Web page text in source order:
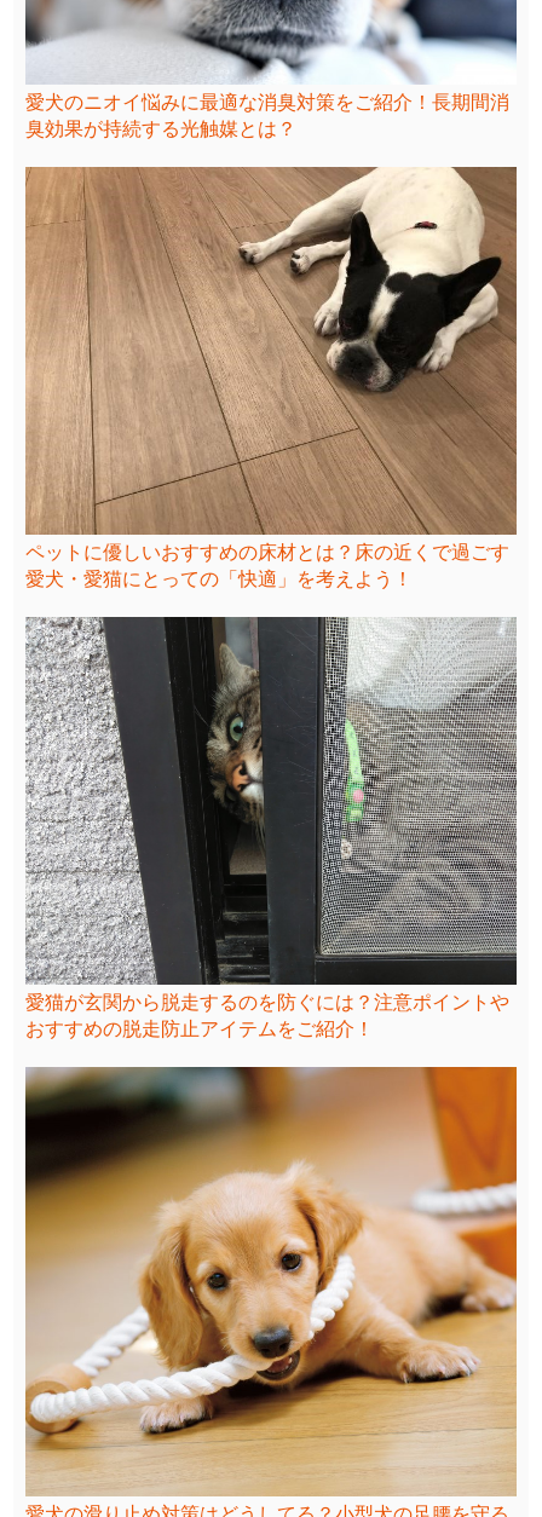
愛犬のニオイ悩みに最適な消臭対策をご紹介！長期間消
臭効果が持続する光触媒とは？
ペットに優しいおすすめの床材とは？床の近くで過ごす
愛犬・愛猫にとっての「快適」を考えよう！
愛猫が玄関から脱走するのを防ぐには？注意ポイントや
おすすめの脱走防止アイテムをご紹介！